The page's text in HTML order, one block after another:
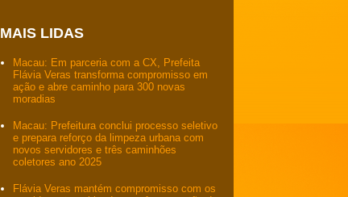
MAIS LIDAS
Macau: Em parceria com a CX, Prefeita
Flávia Veras transforma compromisso em
ação e abre caminho para 300 novas
moradias
Macau: Prefeitura conclui processo seletivo
e prepara reforço da limpeza urbana com
novos servidores e três caminhões
coletores ano 2025
Flávia Veras mantém compromisso com os